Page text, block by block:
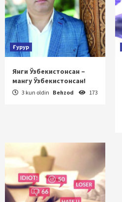
Ғурур
Янги Ўзбекистонсан –
мангу Ўзбекистонсан!
3 kun oldin Behzod 173